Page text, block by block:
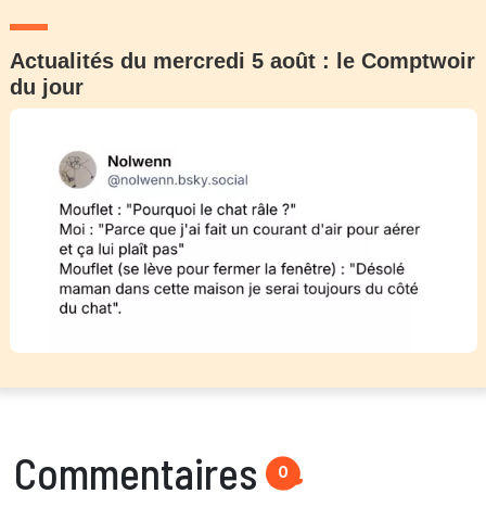
Actualités du mercredi 5 août : le Comptwoir
du jour
Commentaires 0